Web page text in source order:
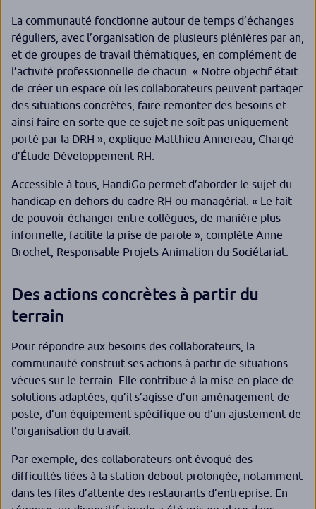
La communauté fonctionne autour de temps d’échanges
réguliers, avec l’organisation de plusieurs plénières par an,
et de groupes de travail thématiques, en complément de
l’activité professionnelle de chacun. « Notre objectif était
de créer un espace où les collaborateurs peuvent partager
des situations concrètes, faire remonter des besoins et
ainsi faire en sorte que ce sujet ne soit pas uniquement
porté par la DRH », explique Matthieu Annereau, Chargé
d’Étude Développement RH.
Accessible à tous, HandiGo permet d’aborder le sujet du
handicap en dehors du cadre RH ou managérial. « Le fait
de pouvoir échanger entre collègues, de manière plus
informelle, facilite la prise de parole », complète Anne
Brochet, Responsable Projets Animation du Sociétariat.
Des actions concrètes à partir du
terrain
Pour répondre aux besoins des collaborateurs, la
communauté construit ses actions à partir de situations
vécues sur le terrain. Elle contribue à la mise en place de
solutions adaptées, qu’il s’agisse d’un aménagement de
poste, d’un équipement spécifique ou d’un ajustement de
l’organisation du travail.
Par exemple, des collaborateurs ont évoqué des
difficultés liées à la station debout prolongée, notamment
dans les files d’attente des restaurants d’entreprise. En